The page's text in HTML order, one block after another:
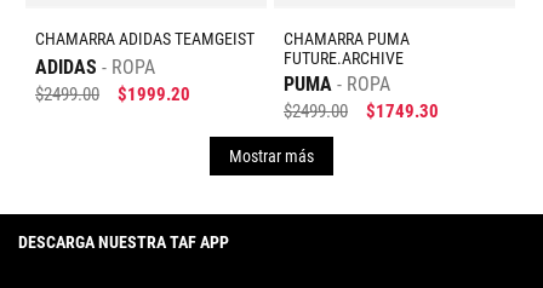
CHAMARRA ADIDAS TEAMGEIST
ADIDAS ROPA
$2499.00 $1999.20
CHAMARRA PUMA
FUTURE.ARCHIVE
PUMA ROPA
$2499.00 $1749.30
Mostrar más
DESCARGA NUESTRA TAF APP